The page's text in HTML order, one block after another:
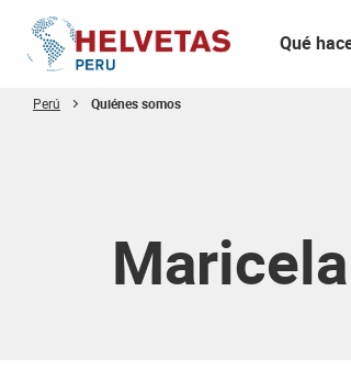
Qué
Perú Quiénes somos